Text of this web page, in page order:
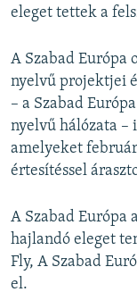
eleget tettek a
A Szabad Európa
nyelvű projektjei
– a Szabad
nyelvű hálózata –
amelyeket
értesítéssel
A Szabad Európa
hajlandó eleget
Fly, A Szabad
el.